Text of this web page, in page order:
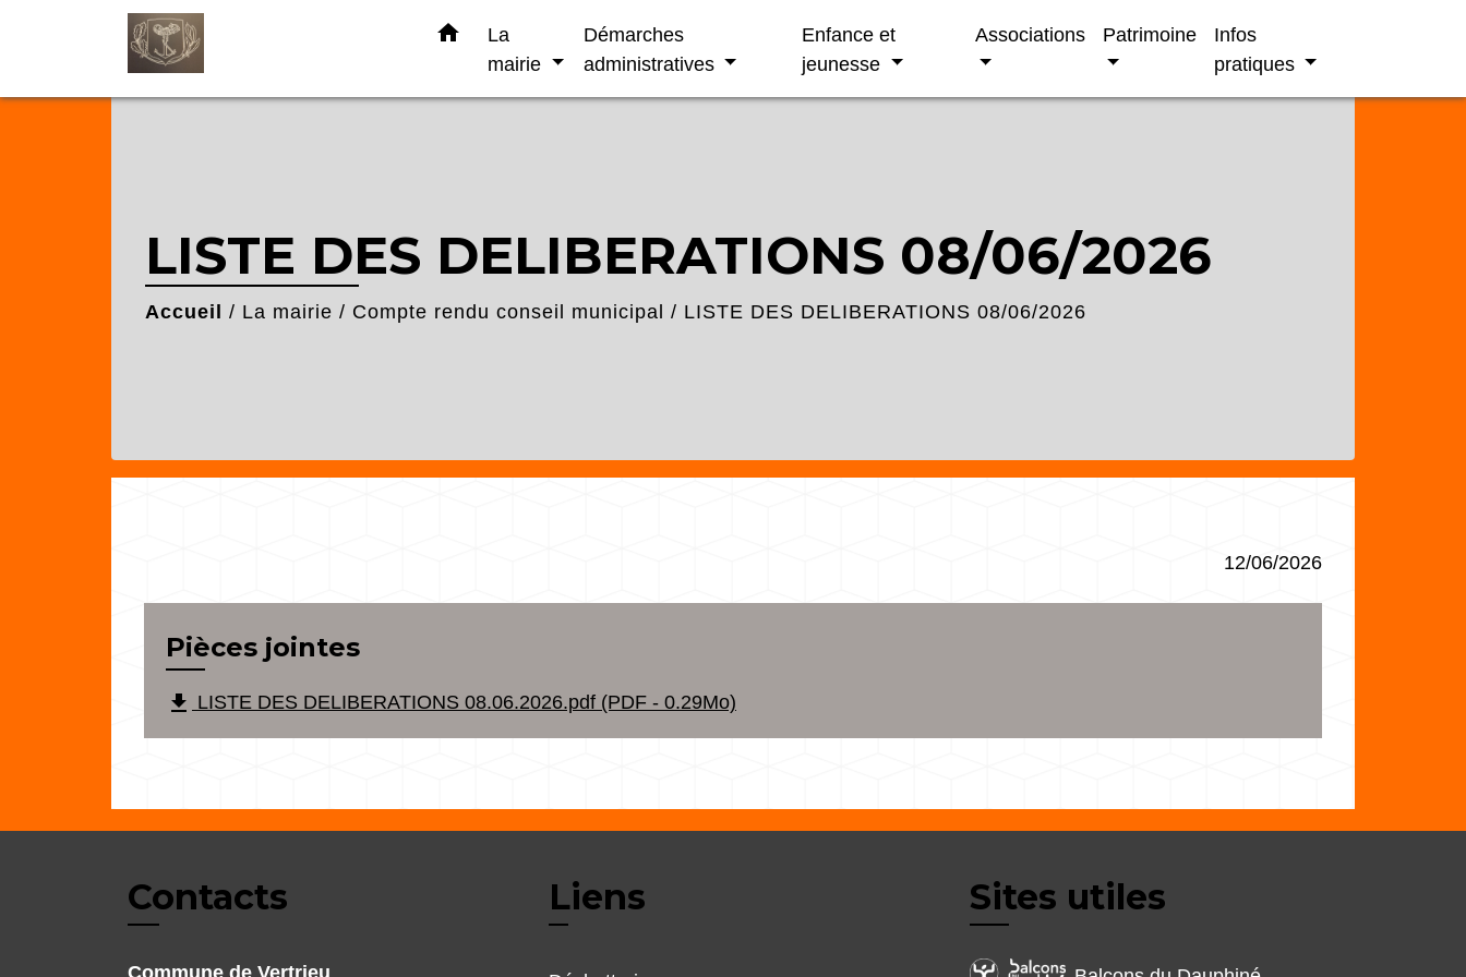
home
La
mairie
Démarches
administratives
Enfance et
jeunesse
Associations Patrimoine
Infos
pratiques
LISTE DES DELIBERATIONS 08/06/2026
Accueil / La mairie / Compte rendu conseil municipal / LISTE DES DELIBERATIONS 08/06/2026
12/06/2026
Pièces jointes
file_download LISTE DES DELIBERATIONS 08.06.2026.pdf (PDF - 0.29Mo)
Contacts Liens Sites utiles